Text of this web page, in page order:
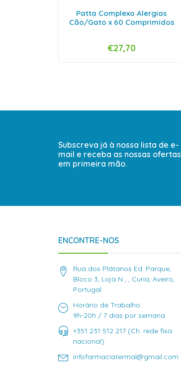
Patta Complexo Alergias
Cão/Gato x 60 Comprimidos
+
€27,70
Subscreva já à nossa lista de e-
mail e receba as nossas ofertas
em primeira mão.
ENCONTRE-NOS
Rua dos Plátanos Ed. Parque,
Bloco 3, Loja N , , Curia, Aveiro,
Portugal
Horário de Trabalho:
9h-20h / 7 dias por semana
+351 231 512 217 (Ch. rede fixa
nacional)
infofarmaciatermal@gmail.com